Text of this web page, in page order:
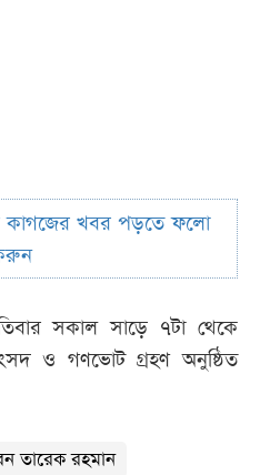
কাগজের খবর পড়তে ফলো
সকাল সাড়ে ৭টা থেকে
ও গণভোট গ্রহণ অনুষ্ঠিত
তারেক রহমান